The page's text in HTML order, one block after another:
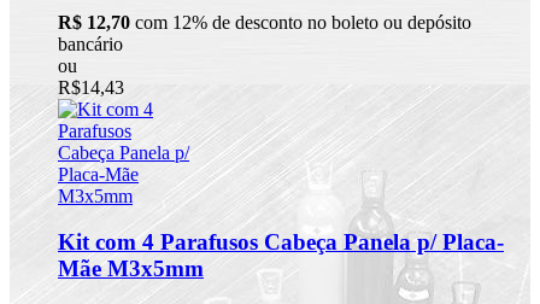
R$ 12,70 com 12% de desconto no boleto ou depósito
bancário
ou
R$14,43
Kit com 4 Parafusos Cabeça Panela p/ Placa-
Mãe M3x5mm